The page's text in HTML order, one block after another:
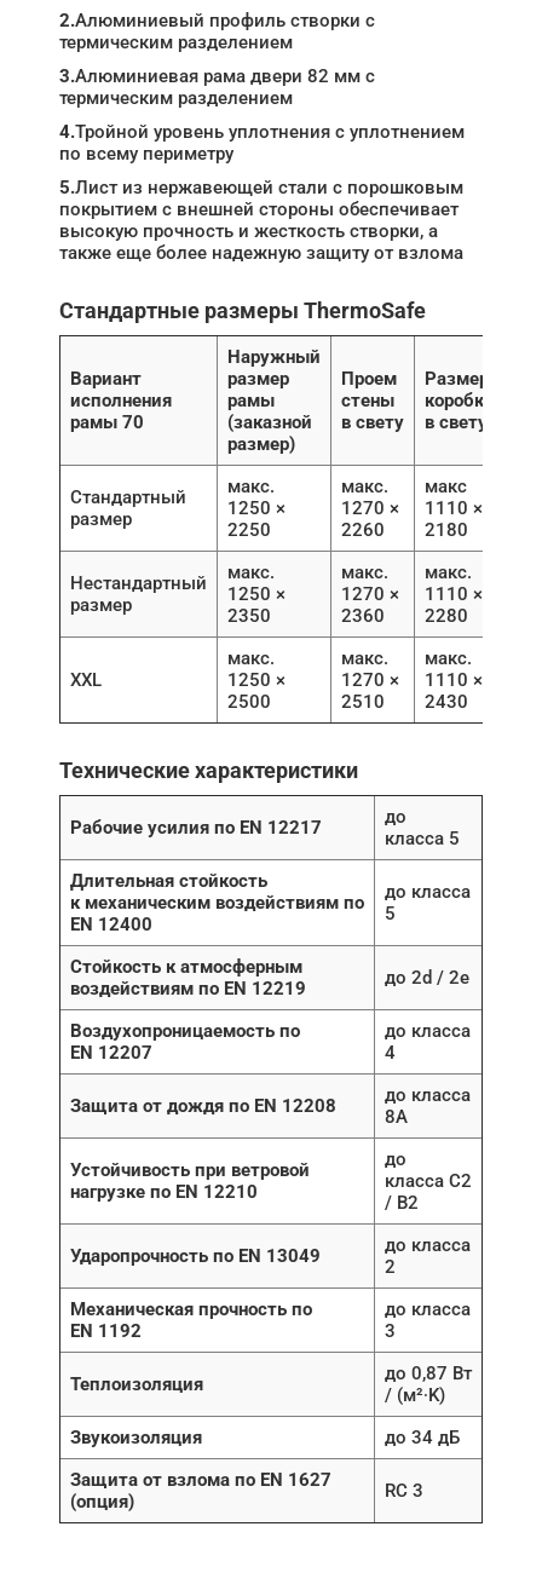
2.Алюминиевый профиль створки с
термическим разделением
3.Алюминиевая рама двери 82 мм с
термическим разделением
4.Тройной уровень уплотнения с уплотнением
по всему периметру
5.Лист из нержавеющей стали с порошковым
покрытием с внешней стороны обеспечивает
высокую прочность и жесткость створки, а
также еще более надежную защиту от взлома
Стандартные размеры ThermoSafe
Вариант
исполнения
рамы 70
Наружный
размер
рамы
(заказной
размер)
Проем
стены
в свету
Размер
коробки
в свету
Стандартный
размер
макс.
1250 ×
2250
макс.
1270 ×
2260
макс
1110 ×
2180
Нестандартный
размер
макс.
1250 ×
2350
макс.
1270 ×
2360
макс.
1110 ×
2280
XXL
макс.
1250 ×
2500
макс.
1270 ×
2510
макс.
1110 ×
2430
Технические характеристики
Рабочие усилия по EN 12217
до
класса 5
Длительная стойкость
к механическим воздействиям по
EN 12400
до класса
5
Стойкость к атмосферным
воздействиям по EN 12219
до 2d / 2e
Воздухопроницаемость по
EN 12207
до класса
4
Защита от дождя по EN 12208
до класса
8A
Устойчивость при ветровой
нагрузке по EN 12210
до
класса C2
/ B2
Ударопрочность по EN 13049
до класса
2
Механическая прочность по
EN 1192
до класса
3
Теплоизоляция
до 0,87 Вт
/ (м²∙K)
Звукоизоляция
до 34 дБ
Защита от взлома по EN 1627
(опция)
RC 3